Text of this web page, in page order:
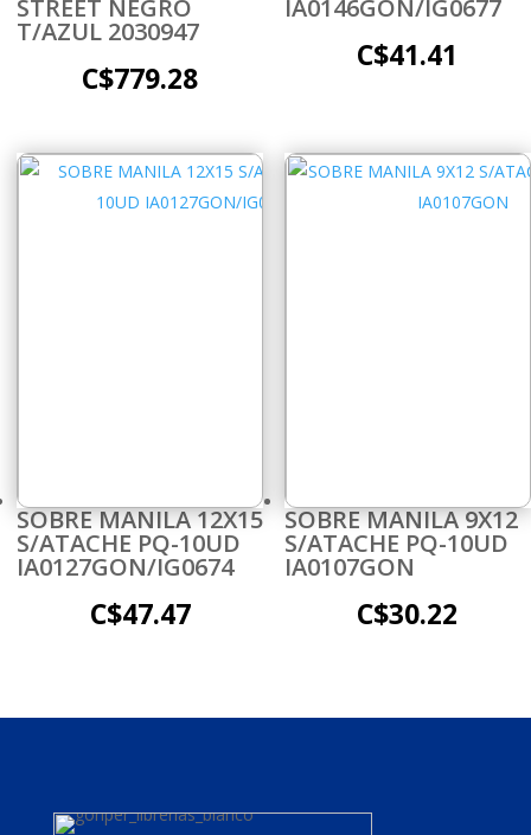
STREET NEGRO
T/AZUL 2030947
C$779.28
IA0146GON/IG0677
C$41.41
SOBRE MANILA 12X15
S/ATACHE PQ-10UD
IA0127GON/IG0674
C$47.47
SOBRE MANILA 9X12
S/ATACHE PQ-10UD
IA0107GON
C$30.22